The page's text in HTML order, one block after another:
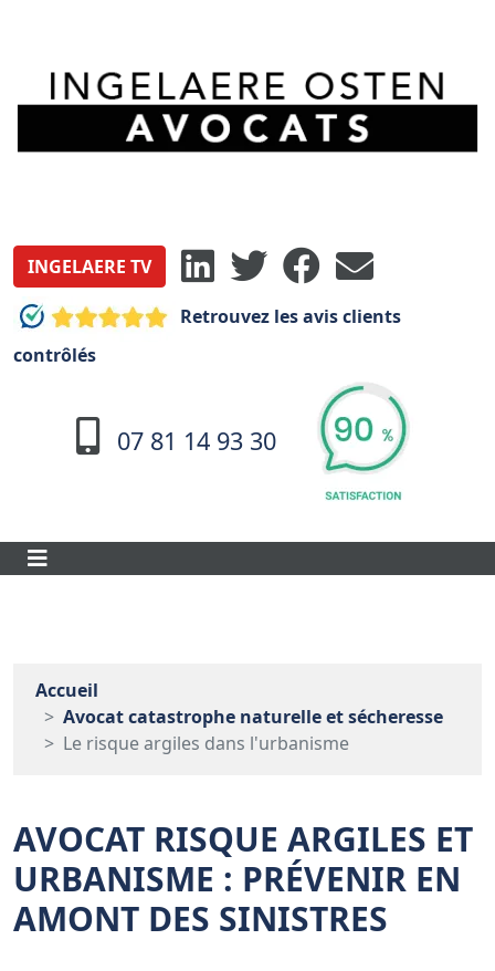
INGELAERE TV
Retrouvez les avis clients
contrôlés
07 81 14 93 30
Accueil
Avocat catastrophe naturelle et sécheresse
Le risque argiles dans l'urbanisme
AVOCAT RISQUE ARGILES ET
URBANISME : PRÉVENIR EN
AMONT DES SINISTRES